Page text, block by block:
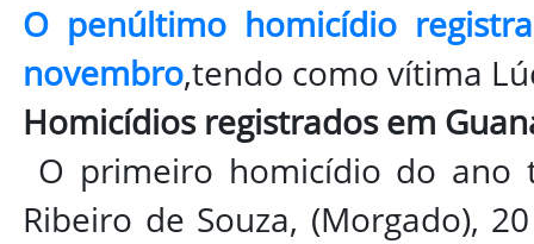
O penúltimo homicídio
novembro,tendo como vítima
Homicídios registrados em
O primeiro homicídio do ano
Ribeiro de Souza, (Morgado),